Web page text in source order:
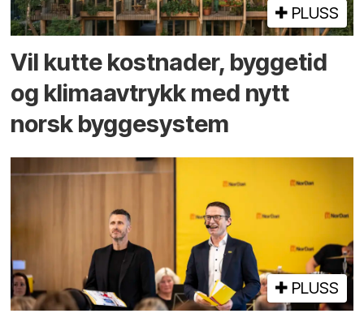
PLUSS
Vil kutte kostnader, byggetid
og klima­avtrykk med nytt
norsk bygge­system
PLUSS